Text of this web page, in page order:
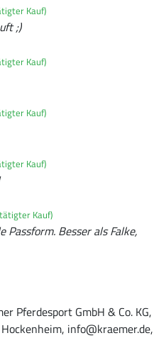
Kauf)
;)
Kauf)
Kauf)
Kauf)
Kauf)
Passform. Besser als Falke,
Pferdesport GmbH & Co. KG,
info@kraemer.de,